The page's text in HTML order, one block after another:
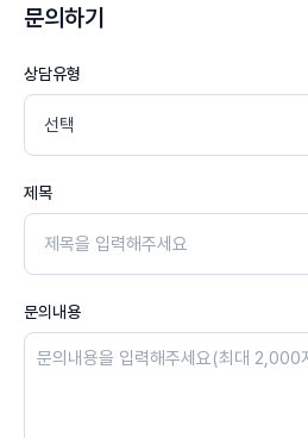
문의하기
상담유형
제목
문의내용